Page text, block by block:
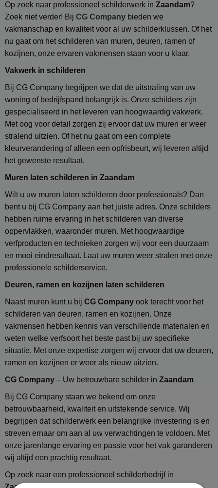
Op zoek naar professioneel schilderwerk in Zaandam?
Zoek niet verder! Bij CG Company bieden we
vakmanschap en kwaliteit voor al uw schilderklussen. Of het
nu gaat om het schilderen van muren, deuren, ramen of
kozijnen, onze ervaren vakmensen staan voor u klaar.
Vakwerk in schilderen
Bij CG Company begrijpen we dat de uitstraling van uw
woning of bedrijfspand belangrijk is. Onze schilders zijn
gespecialiseerd in het leveren van hoogwaardig vakwerk.
Met oog voor detail zorgen zij ervoor dat uw muren er weer
stralend uitzien. Of het nu gaat om een complete
kleurverandering of alleen een opfrisbeurt, wij leveren altijd
het gewenste resultaat.
Muren laten schilderen in Zaandam
Wilt u uw muren laten schilderen door professionals? Dan
bent u bij CG Company aan het juiste adres. Onze schilders
hebben ruime ervaring in het schilderen van diverse
oppervlakken, waaronder muren. Met hoogwaardige
verfproducten en technieken zorgen wij voor een duurzaam
en mooi eindresultaat. Laat uw muren weer stralen met onze
professionele schilderservice.
Deuren, ramen en kozijnen laten schilderen
Naast muren kunt u bij CG Company ook terecht voor het
schilderen van deuren, ramen en kozijnen. Onze
vakmensen hebben kennis van verschillende materialen en
weten welke verfsoort het beste past bij uw specifieke
situatie. Met onze expertise zorgen wij ervoor dat uw deuren,
ramen en kozijnen er weer als nieuw uitzien.
CG Company – Uw betrouwbare schilder in Zaandam
Bij CG Company staan we bekend om onze
betrouwbaarheid, kwaliteit en uitstekende service. Wij
begrijpen dat schilderwerk een belangrijke investering is en
streven ernaar om aan al uw verwachtingen te voldoen. Met
onze jarenlange ervaring en passie voor het vak garanderen
wij altijd een prachtig resultaat.
Op zoek naar een professioneel schilderbedrijf in